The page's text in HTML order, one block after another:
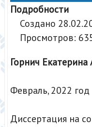
Подробности
Создано
Просмотров:
Горнич
Февраль, 2022 год
Диссертация на